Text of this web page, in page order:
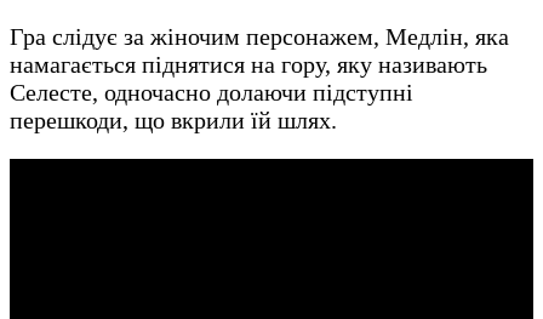
Гра слідує за жіночим персонажем, Медлін, яка
намагається піднятися на гору, яку називають
Селесте, одночасно долаючи підступні
перешкоди, що вкрили їй шлях.